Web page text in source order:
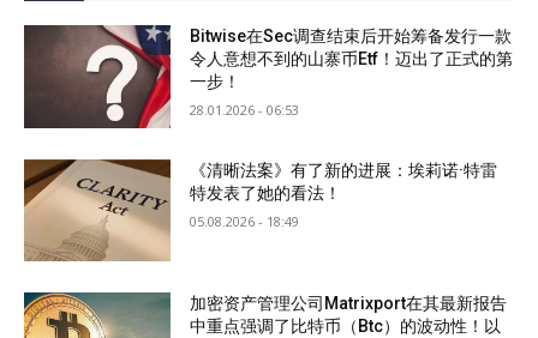
Bitwise在Sec调查结束后开始筹备发行一款
令人意想不到的山寨币Etf！迈出了正式的第
一步！
28.01.2026 - 06:53
《清晰法案》有了新的进展：埃莉诺·特雷
特发表了她的看法！
05.08.2026 - 18:49
加密资产管理公司Matrixport在其最新报告
中重点强调了比特币（Btc）的波动性！以